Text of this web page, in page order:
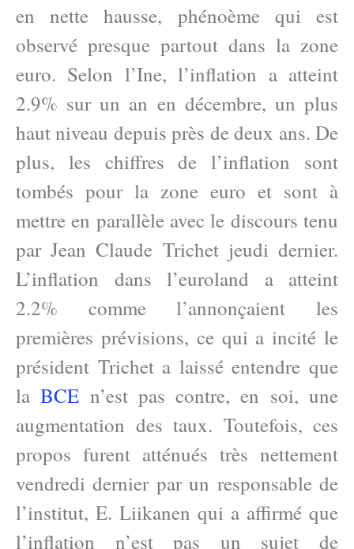
en nette hausse, phénoème qui est
observé presque partout dans la zone
euro. Selon l’Ine, l’inflation a atteint
2.9% sur un an en décembre, un plus
haut niveau depuis près de deux ans. De
plus, les chiffres de l’inflation sont
tombés pour la zone euro et sont à
mettre en parallèle avec le discours tenu
par Jean Claude Trichet jeudi dernier.
L’inflation dans l’euroland a atteint
2.2% comme l’annonçaient les
premières prévisions, ce qui a incité le
président Trichet a laissé entendre que
laBCE n’est pas contre, en soi, une
augmentation des taux. Toutefois, ces
propos furent atténués très nettement
vendredi dernier par un responsable de
l’institut, E. Liikanen qui a affirmé que
l’inflation n’est pas un sujet de